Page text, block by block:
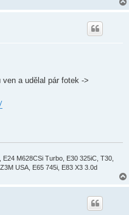
a udělal pár fotek ->
M628CSi Turbo, E30 325iC, T30,
USA, E65 745i, E83 X3 3.0d